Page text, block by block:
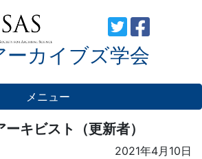
ーカイブズ学会
メニュー
キビスト（更新者）
Posted
2021年4月10日